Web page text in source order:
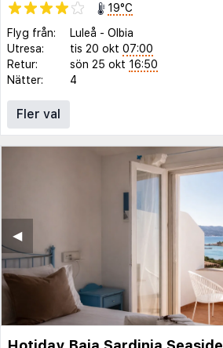
19°C
Flyg från:
Luleå - Olbia
Utresa:
tis 20 okt 07:00
Retur:
sön 25 okt 16:50
Nätter:
4
Fler val
◀︎